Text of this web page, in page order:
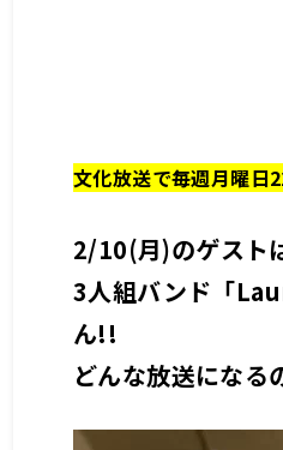
文化放送で毎週月曜日
2/10(月)のゲスト
3人組バンド「
ん!!
どんな放送になる